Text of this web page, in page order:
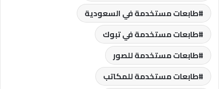
طابعات مستخدمة في السعودية
طابعات مستخدمة في تبوك
طابعات مستخدمة للصور
طابعات مستخدمة للمكاتب